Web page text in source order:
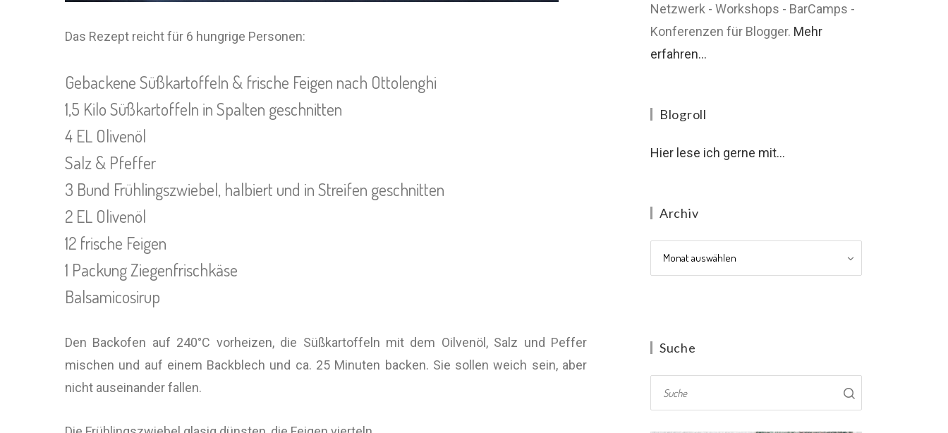
Das Rezept reicht für 6 hungrige Personen:
Gebackene Süßkartoffeln & frische Feigen nach Ottolenghi
1,5 Kilo Süßkartoffeln in Spalten geschnitten
4 EL Olivenöl
Salz & Pfeffer
3 Bund Frühlingszwiebel, halbiert und in Streifen geschnitten
2 EL Olivenöl
12 frische Feigen
1 Packung Ziegenfrischkäse
Balsamicosirup
Den Backofen auf 240°C vorheizen, die Süßkartoffeln mit dem Oilvenöl, Salz und Peffer
mischen und auf einem Backblech und ca. 25 Minuten backen. Sie sollen weich sein, aber
nicht auseinander fallen.
Netzwerk - Workshops - BarCamps -
Konferenzen für Blogger. Mehr
erfahren...
Blogroll
Hier lese ich gerne mit...
Archiv
Archiv
Suche